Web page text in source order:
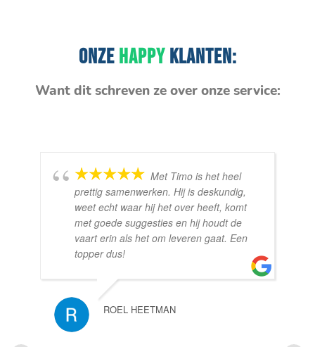
ONZEHAPPYKLANTEN:
Want dit schreven ze over onze service:
Met Timo is het heel
prettig samenwerken. Hij is deskundig,
weet echt waar hij het over heeft, komt
met goede suggesties en hij houdt de
vaart erin als het om leveren gaat. Een
topper dus!
ROEL HEETMAN